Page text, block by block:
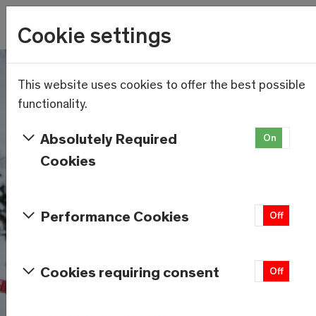
Skip to main content
15.1°C
Wetter
Cookie settings
This website uses cookies to offer the best possible
functionality.
Absolutely Required
Cookies
On
Performance Cookies Off
Cookies requiring consent Off